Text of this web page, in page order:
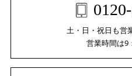
土・日・祝日も営
営業時間は9